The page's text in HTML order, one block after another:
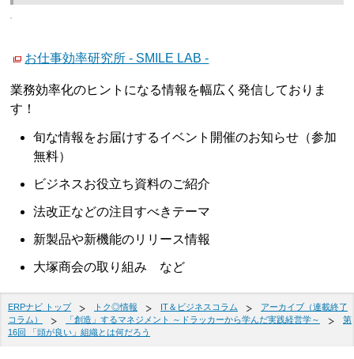
お仕事効率研究所 - SMILE LAB -
業務効率化のヒントになる情報を幅広く発信しておりま
す！
旬な情報をお届けするイベント開催のお知らせ（参加
無料）
ビジネスお役立ち資料のご紹介
法改正などの注目すべきテーマ
新製品や新機能のリリース情報
大塚商会の取り組み など
ERPナビ トップ トク◎情報 IT＆ビジネスコラム
アーカイブ（連載終了
コラム）
「創造」するマネジメント ～ドラッカーから学んだ実践経営学～
第
16回 「頭が良い」組織とは何だろう